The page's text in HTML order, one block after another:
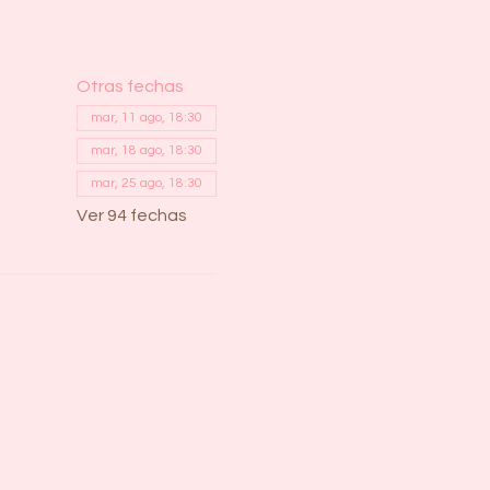
Otras fechas
mar, 11 ago, 18:30
mar, 18 ago, 18:30
mar, 25 ago, 18:30
Ver 94 fechas